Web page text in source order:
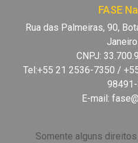
FASE
Rua das Palmeiras, 90,
CNPJ:
Tel:+55 21 2536-7350 /
E-mail:
Somente alguns